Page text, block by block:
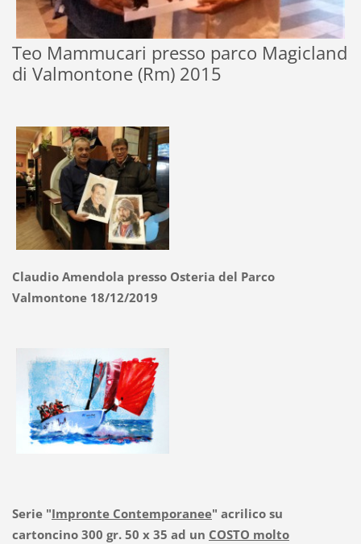
Teo Mammucari presso parco Magicland
di Valmontone (Rm) 2015
Claudio Amendola presso Osteria del Parco
Valmontone 18/12/2019
Serie "Impronte Contemporanee" acrilico su
cartoncino 300 gr. 50 x 35 ad un COSTO molto